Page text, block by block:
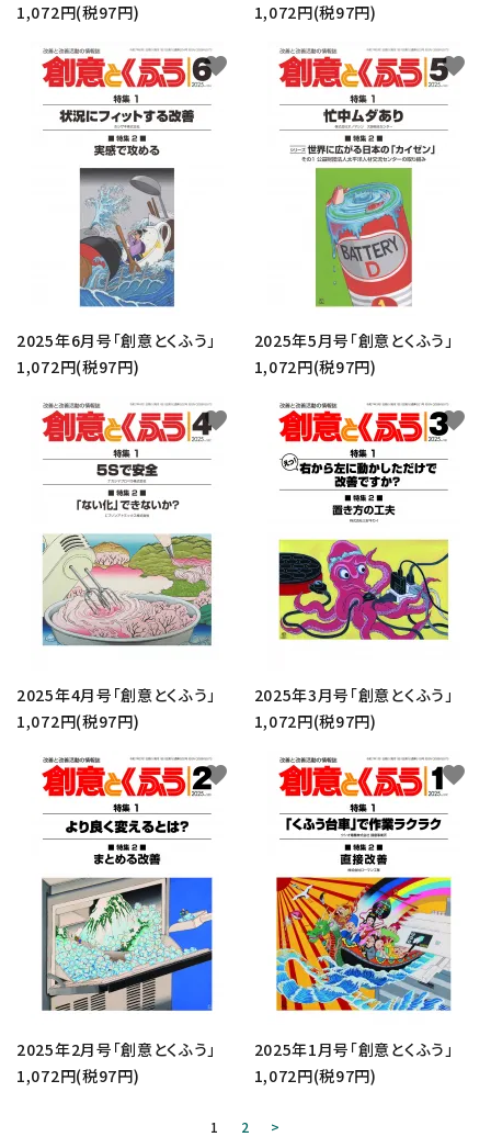
1,072円(税97円)
1,072円(税97円)
2025年6月号「創意とくふう」
1,072円(税97円)
favorite
2025年5月号「創意とくふう」
1,072円(税97円)
favorite
2025年4月号「創意とくふう」
1,072円(税97円)
favorite
2025年3月号「創意とくふう」
1,072円(税97円)
favorite
2025年2月号「創意とくふう」
1,072円(税97円)
favorite
2025年1月号「創意とくふう」
1,072円(税97円)
favorite
1 2
>